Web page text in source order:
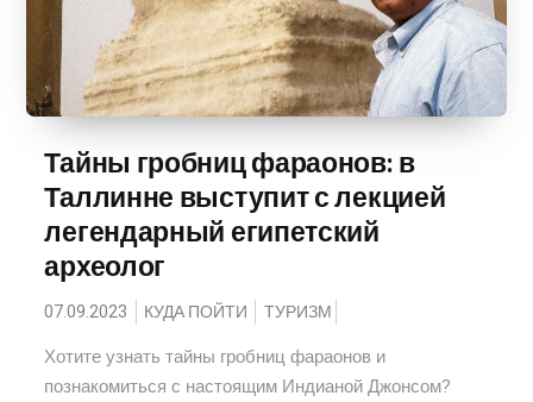
Тайны гробниц фараонов: в
Таллинне выступит с лекцией
легендарный египетский
археолог
07.09.2023 КУДА ПОЙТИ ТУРИЗМ
Хотите узнать тайны гробниц фараонов и
познакомиться с настоящим Индианой Джонсом?